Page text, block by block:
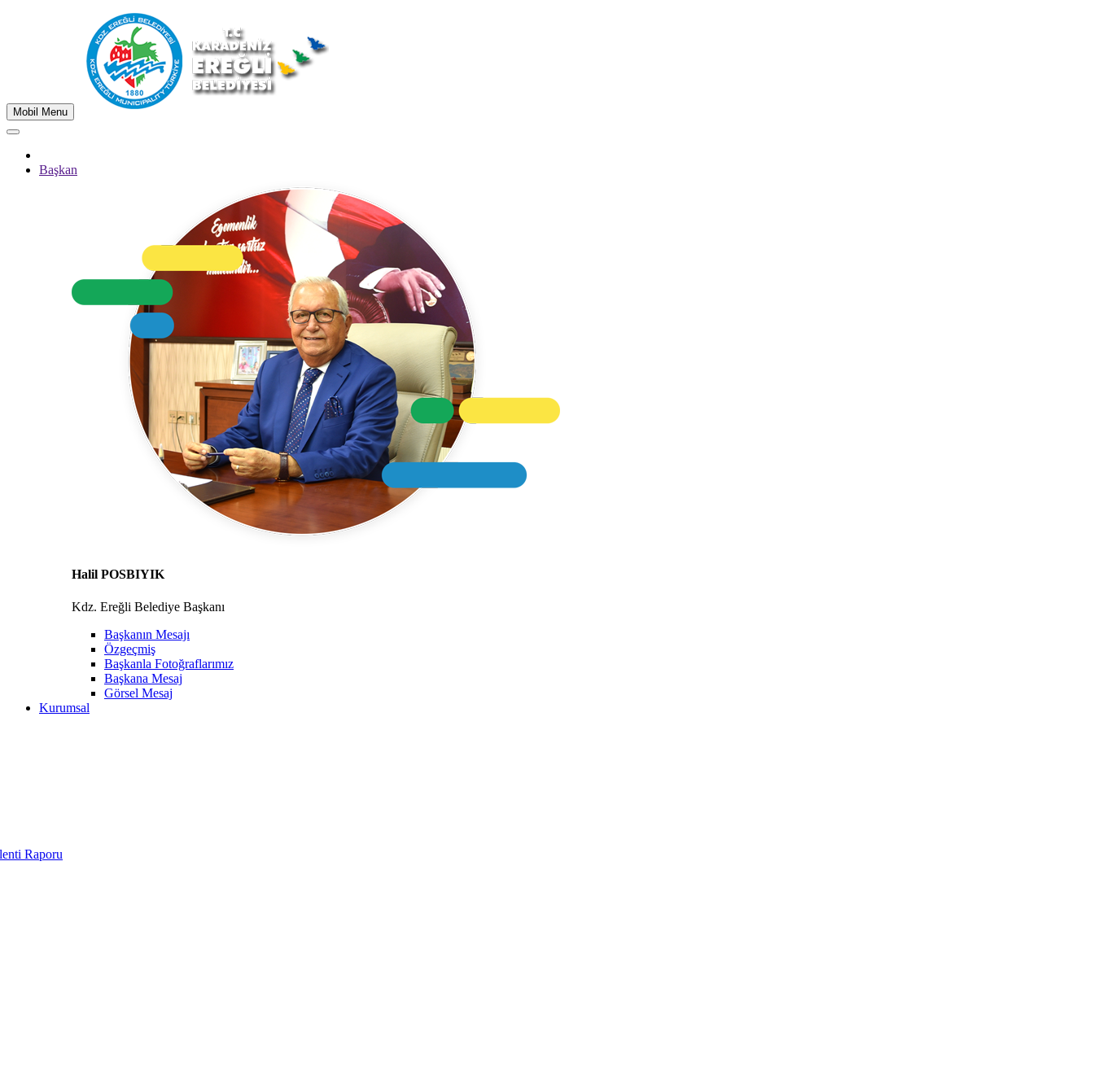
Mobil Menu
Başkan
Halil POSBIYIK
Kdz. Ereğli Belediye Başkanı
Başkanın Mesajı
Özgeçmiş
Başkanla Fotoğraflarımız
Başkana Mesaj
Görsel Mesaj
Kurumsal
Raporu